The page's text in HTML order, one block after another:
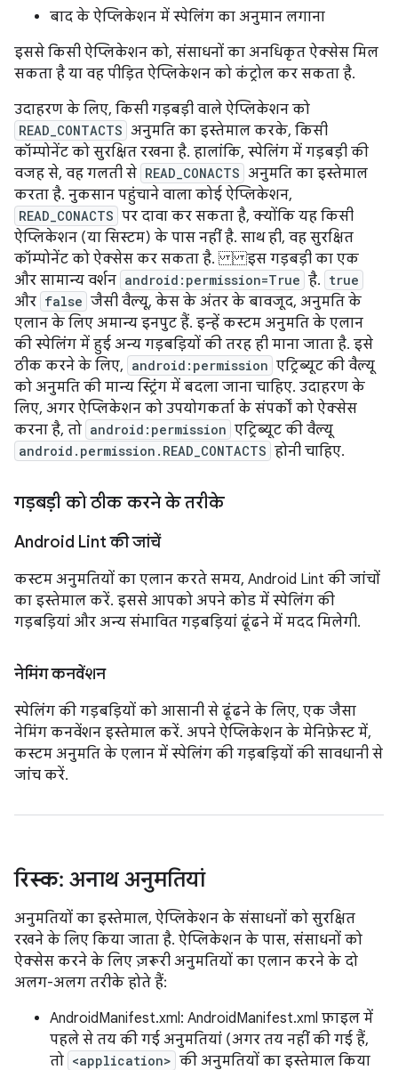
बाद के ऐप्लिकेशन में स्पेलिंग का अनुमान लगाना
इससे किसी ऐप्लिकेशन को, संसाधनों का अनधिकृत ऐक्सेस मिल
सकता है या वह पीड़ित ऐप्लिकेशन को कंट्रोल कर सकता है.
उदाहरण के लिए, किसी गड़बड़ी वाले ऐप्लिकेशन को
READ_CONTACTS अनुमति का इस्तेमाल करके, किसी
कॉम्पोनेंट को सुरक्षित रखना है. हालांकि, स्पेलिंग में गड़बड़ी की
वजह से, वह गलती से READ_CONACTS अनुमति का इस्तेमाल
करता है. नुकसान पहुंचाने वाला कोई ऐप्लिकेशन,
READ_CONACTS पर दावा कर सकता है, क्योंकि यह किसी
ऐप्लिकेशन (या सिस्टम) के पास नहीं है. साथ ही, वह सुरक्षित
कॉम्पोनेंट को ऐक्सेस कर सकता है. इस गड़बड़ी का एक
और सामान्य वर्शन android:permission=True है. true
और false जैसी वैल्यू, केस के अंतर के बावजूद, अनुमति के
एलान के लिए अमान्य इनपुट हैं. इन्हें कस्टम अनुमति के एलान
की स्पेलिंग में हुई अन्य गड़बड़ियों की तरह ही माना जाता है. इसे
ठीक करने के लिए, android:permission एट्रिब्यूट की वैल्यू
को अनुमति की मान्य स्ट्रिंग में बदला जाना चाहिए. उदाहरण के
लिए, अगर ऐप्लिकेशन को उपयोगकर्ता के संपर्कों को ऐक्सेस
करना है, तो android:permission एट्रिब्यूट की वैल्यू
android.permission.READ_CONTACTS होनी चाहिए.
गड़बड़ी को ठीक करने के तरीके
Android Lint की जांचें
कस्टम अनुमतियों का एलान करते समय, Android Lint की जांचों
का इस्तेमाल करें. इससे आपको अपने कोड में स्पेलिंग की
गड़बड़ियां और अन्य संभावित गड़बड़ियां ढूंढने में मदद मिलेगी.
नेमिंग कनवेंशन
स्पेलिंग की गड़बड़ियों को आसानी से ढूंढने के लिए, एक जैसा
नेमिंग कनवेंशन इस्तेमाल करें. अपने ऐप्लिकेशन के मेनिफ़ेस्ट में,
कस्टम अनुमति के एलान में स्पेलिंग की गड़बड़ियों की सावधानी से
जांच करें.
रिस्क: अनाथ अनुमतियां
अनुमतियों का इस्तेमाल, ऐप्लिकेशन के संसाधनों को सुरक्षित
रखने के लिए किया जाता है. ऐप्लिकेशन के पास, संसाधनों को
ऐक्सेस करने के लिए ज़रूरी अनुमतियों का एलान करने के दो
अलग-अलग तरीके होते हैं:
AndroidManifest.xml: AndroidManifest.xml फ़ाइल में
पहले से तय की गई अनुमतियां (अगर तय नहीं की गई हैं,
तो <application> की अनुमतियों का इस्तेमाल किया